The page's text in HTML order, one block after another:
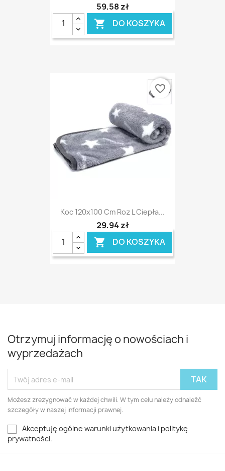
59,58 zł
 DO KOSZYKA
Koc 120x100 Cm Roz L Ciepła...
29,94 zł
 DO KOSZYKA
favorite_border
Otrzymuj informację o nowościach i
wyprzedażach
Możesz zrezygnować w każdej chwili. W tym celu należy odnaleźć
szczegóły w naszej informacji prawnej.
Akceptuję ogólne warunki użytkowania i politykę
prywatności.